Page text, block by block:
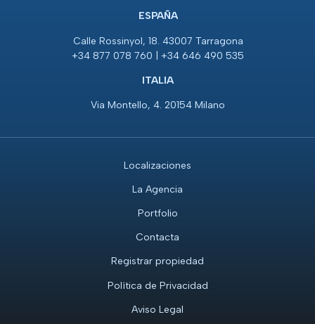
ESPAÑA
Calle Rossinyol, 18. 43007 Tarragona
+34 877 078 760 | +34 646 490 535
ITALIA
Via Montello, 4. 20154 Milano
Localizaciones
La Agencia
Portfolio
Contacta
Registrar propiedad
Política de Privacidad
Aviso Legal